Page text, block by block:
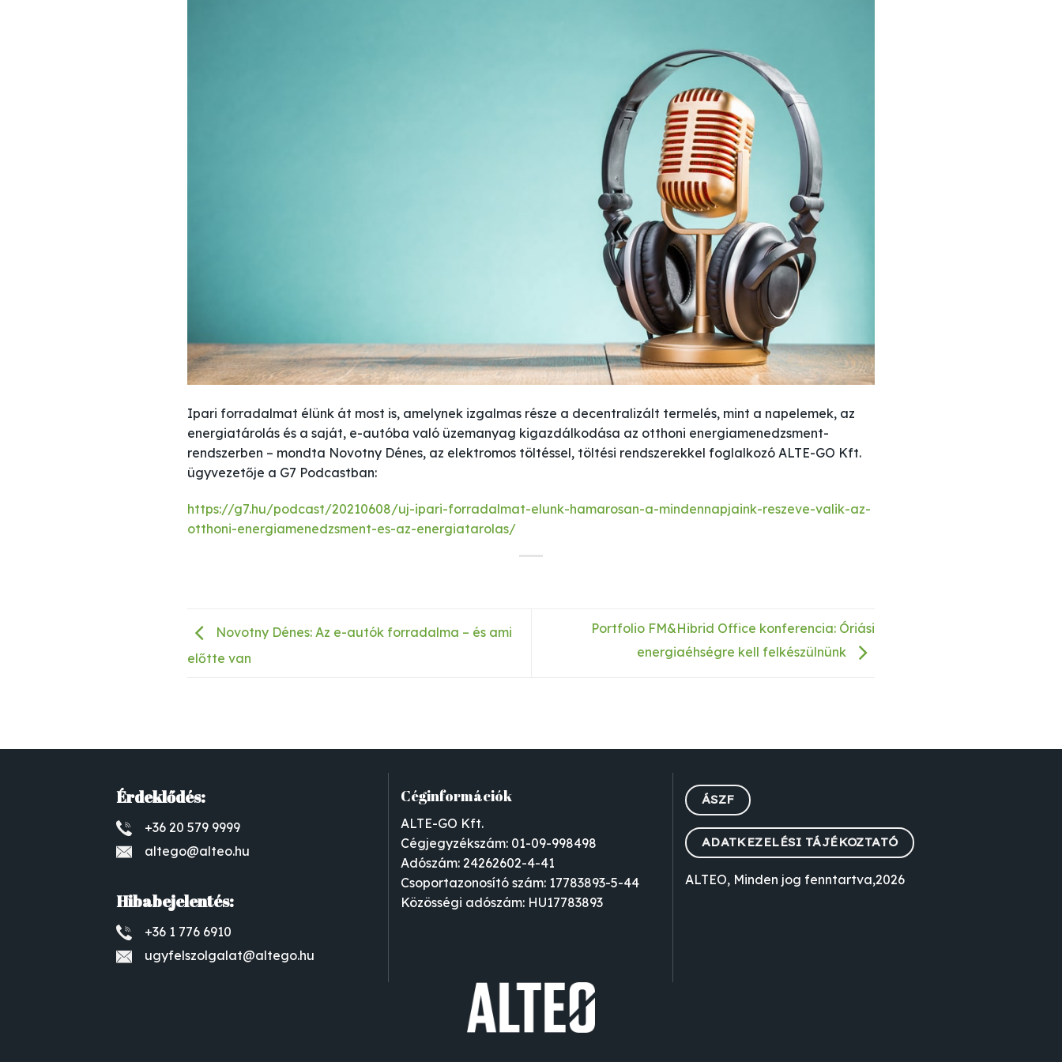
Ipari forradalmat élünk át most is, amelynek izgalmas része a decentralizált termelés, mint a napelemek, az
energiatárolás és a saját, e-autóba való üzemanyag kigazdálkodása az otthoni energiamenedzsment-
rendszerben – mondta Novotny Dénes, az elektromos töltéssel, töltési rendszerekkel foglalkozó ALTE-GO Kft.
ügyvezetője a G7 Podcastban:
https://g7.hu/podcast/20210608/uj-ipari-forradalmat-elunk-hamarosan-a-mindennapjaink-reszeve-valik-az-
otthoni-energiamenedzsment-es-az-energiatarolas/
Novotny Dénes: Az e-autók forradalma – és ami
előtte van
Portfolio FM&Hibrid Office konferencia: Óriási
energiaéhségre kell felkészülnünk
Érdeklődés:
+36 20 579 9999
altego@alteo.hu
Hibabejelentés:
+36 1 776 6910
ugyfelszolgalat@altego.hu
Céginformációk
ALTE-GO Kft.
Cégjegyzékszám: 01-09-998498
Adószám: 24262602-4-41
Csoportazonosító szám: 17783893-5-44
Közösségi adószám: HU17783893
ÁSZF
ADATKEZELÉSI TÁJÉKOZTATÓ
ALTEO, Minden jog fenntartva,2026